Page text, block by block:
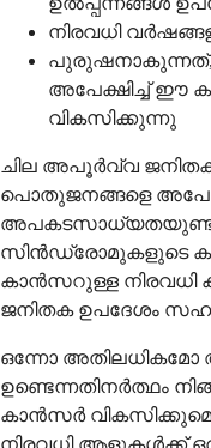
നിരവധി
പുരുഷനാകുന്നത്,
അപേക്ഷിച്ച് ഈ
വികസിക്കുന്നു
ചില അപൂർവ്വ
പൊതുജനങ്ങളെ
സിൻഡ്രോമുകളുടെ
കാൻസറുള്ള നിരവധി
ജനിതക ഉപദേശം
ഒന്നോ
ഉണ്ടെന്നതിനർത്ഥം
കാൻസർ